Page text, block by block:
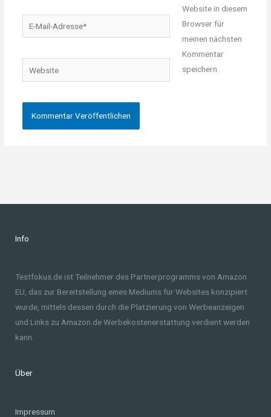
Mail-
Website
Website in diesem
Browser für
meinen nächsten
Kommentar
speichern.
Info
Testfokus.de ist Teilnehmer des Partnerprogramms von Amazon
EU, das zur Bereitstellung eines Mediums für Websites konzipiert
wurde, mittels dessen durch die Platzierung von Werbeanzeigen
und Links zu Amazon.de Werbekostenerstattung verdient werden
kann.
Über
Impressum